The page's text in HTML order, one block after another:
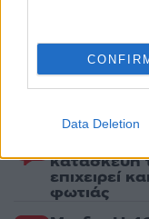
Data Deletion
Πιο
184 Έφυγαν οι
«Ελπίδα
κατασκευή
επιχειρεί
φωτιάς